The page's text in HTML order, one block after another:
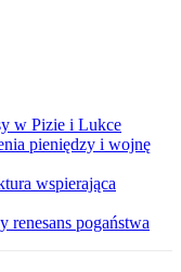
w Pizie i Lukce
pieniędzy i wojnę
wspierająca
renesans pogaństwa